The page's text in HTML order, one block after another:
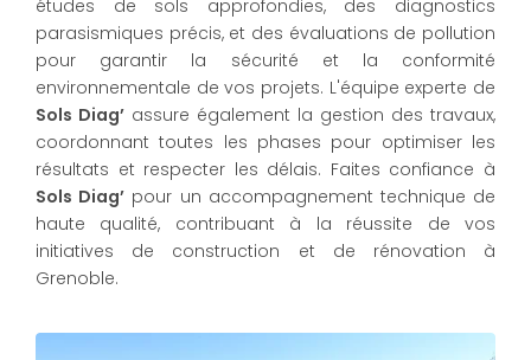
études de sols approfondies, des diagnostics
parasismiques précis, et des évaluations de pollution
pour garantir la sécurité et la conformité
environnementale de vos projets. L'équipe experte de
Sols Diag’ assure également la gestion des travaux,
coordonnant toutes les phases pour optimiser les
résultats et respecter les délais. Faites confiance à
Sols Diag’ pour un accompagnement technique de
haute qualité, contribuant à la réussite de vos
initiatives de construction et de rénovation à
Grenoble.